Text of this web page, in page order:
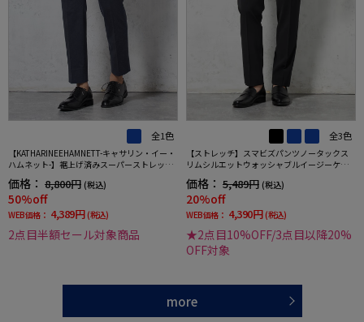
全1色
【KATHARINEEHAMNETT-キャサリン・イー・
ハムネット-】裾上げ済みスーパーストレッチ
パンツチノパンウォッシャブルネイビー無地
価格： 8,800円 (税込)
50%off
WEB価格： 4,389円 (税込)
2点目半額セール対象商品
全3色
【ストレッチ】スマビズパンツノータックス
リムシルエットウォッシャブルイージーケア
スラックス
価格： 5,489円 (税込)
20%off
WEB価格： 4,390円 (税込)
★2点目10%OFF/3点目以降20%
OFF対象
more